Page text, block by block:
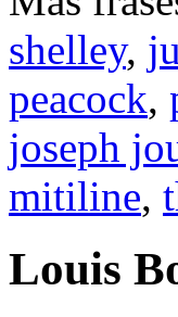
shelley,
peacock,
joseph
mitiline,
Louis